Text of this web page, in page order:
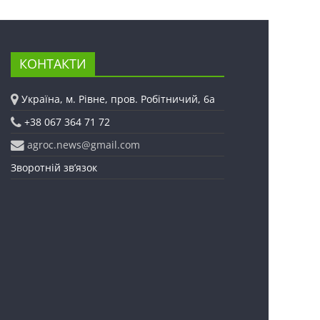
КОНТАКТИ
Україна, м. Рівне, пров. Робітничий, 6а
+38 067 364 71 72
agroc.news@gmail.com
Зворотній зв’язок